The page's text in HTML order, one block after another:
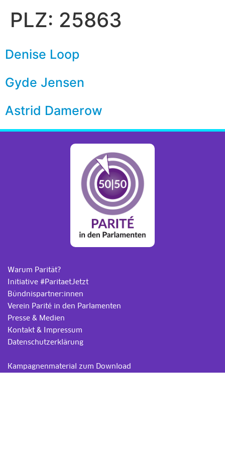
PLZ: 25863
Denise Loop
Gyde Jensen
Astrid Damerow
Warum Parität?
Initiative #ParitaetJetzt
Bündnispartner:innen
Verein Parité in den Parlamenten
Presse & Medien
Kontakt & Impressum
Datenschutzerklärung
Kampagnenmaterial zum Download